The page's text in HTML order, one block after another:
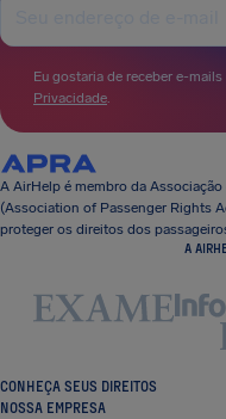
Eu gostaria de receber e-
Privacidade.
A AirHelp é membro da
(Association of Passenger Rights
proteger os direitos dos
A
CONHEÇA SEUS DIREITOS
NOSSA EMPRESA